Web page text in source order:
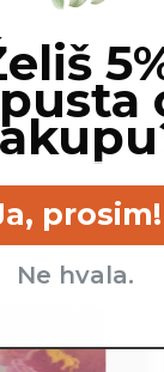
Veliko -
prosim!
Ne hvala.